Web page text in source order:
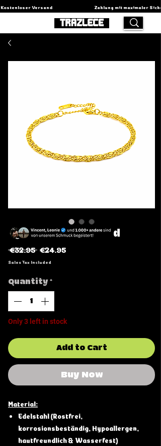
Kostenloser Versand                                          Zahlung mit maximaler
Sync Touch Armband
€32.95 Regular
Price
€24.95
Sales Tax Included
Quantity *
Only 3 left in stock
Add to Cart
Buy Now
Material:
Edelstahl (Rostfrei,
korrosionsbeständig, Hypoallergen,
hautfreundlich & Wasserfest)